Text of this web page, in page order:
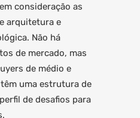
consideração as
arquitetura e
Não há
de mercado, mas
de médio e
uma estrutura de
de desafios para